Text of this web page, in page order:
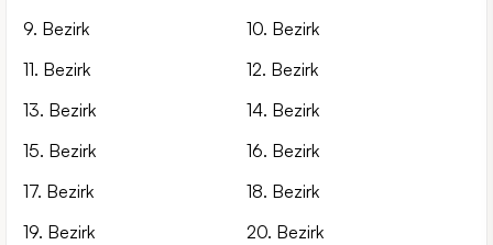
9. Bezirk
10. Bezirk
11. Bezirk
12. Bezirk
13. Bezirk
14. Bezirk
15. Bezirk
16. Bezirk
17. Bezirk
18. Bezirk
19. Bezirk
20. Bezirk